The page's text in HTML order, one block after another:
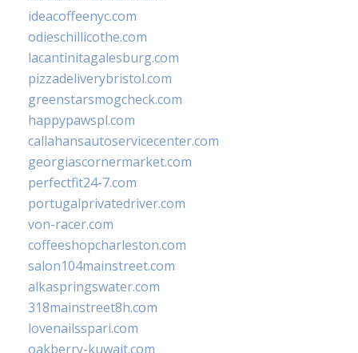
ideacoffeenyc.com
odieschillicothe.com
lacantinitagalesburg.com
pizzadeliverybristol.com
greenstarsmogcheck.com
happypawspl.com
callahansautoservicecenter.com
georgiascornermarket.com
perfectfit24-7.com
portugalprivatedriver.com
von-racer.com
coffeeshopcharleston.com
salon104mainstreet.com
alkaspringswater.com
318mainstreet8h.com
lovenailsspari.com
oakberry-kuwait.com